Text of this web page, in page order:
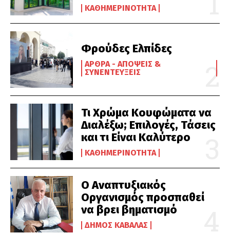
ΚΑΘΗΜΕΡΙΝΌΤΗΤΑ
Φρούδες Ελπίδες
ΆΡΘΡΑ - ΑΠΌΨΕΙΣ &
ΣΥΝΕΝΤΕΎΞΕΙΣ
Τι Χρώμα Κουφώματα να
Διαλέξω; Επιλογές, Τάσεις
και τι Είναι Καλύτερο
ΚΑΘΗΜΕΡΙΝΌΤΗΤΑ
Ο Αναπτυξιακός
Οργανισμός προσπαθεί
να βρει βηματισμό
ΔΉΜΟΣ ΚΑΒΆΛΑΣ